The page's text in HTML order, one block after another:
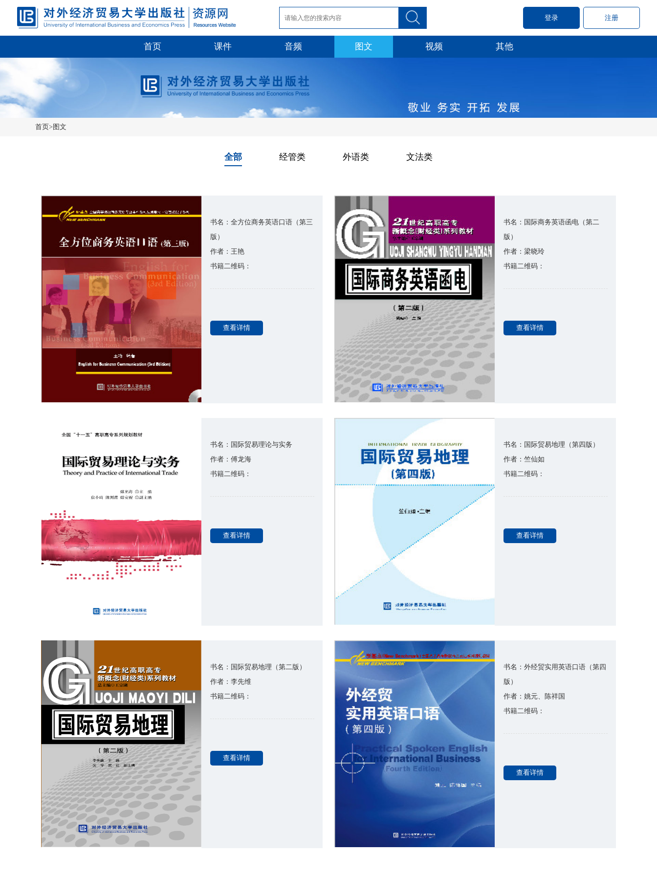
登录 注册
首页 课件 音频 图文 视频 其他
首页>图文
全部 经管类 外语类 文法类
书名：全方位商务英语口语（第三
版）
作者：王艳
书籍二维码：
查看详情
书名：国际商务英语函电（第二
版）
作者：梁晓玲
书籍二维码：
查看详情
书名：国际贸易理论与实务
作者：傅龙海
书籍二维码：
查看详情
书名：国际贸易地理（第四版）
作者：竺仙如
书籍二维码：
查看详情
书名：国际贸易地理（第二版）
作者：李先维
书籍二维码：
查看详情
书名：外经贸实用英语口语（第四
版）
作者：姚元、陈祥国
书籍二维码：
查看详情